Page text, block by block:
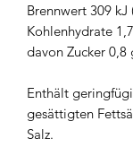
Brennwert 309 kJ
Kohlenhydrate
davon Zucker 0,8
Enthält
gesättigten
Salz.